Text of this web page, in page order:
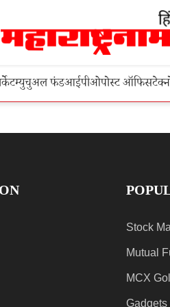
म्युचुअल फंडआईपीओपोस्ट ऑफिस
Stock
Mutual
MCX
Gadgets